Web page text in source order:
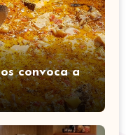
convoca a